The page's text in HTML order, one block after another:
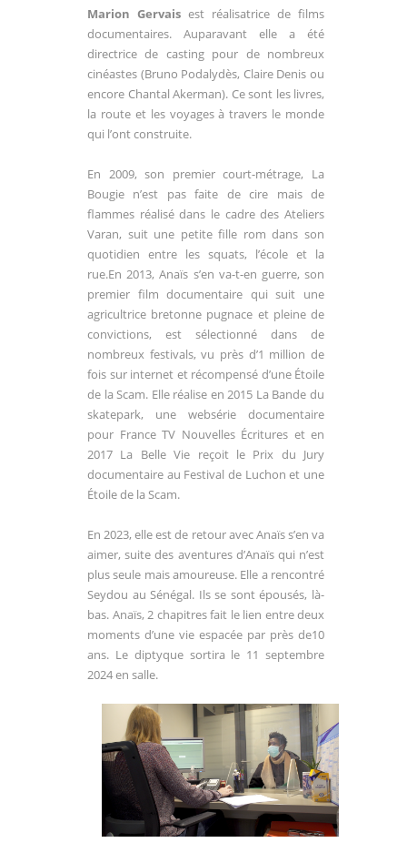
Marion Gervais est réalisatrice de films
documentaires. Auparavant elle a été
directrice de casting pour de nombreux
cinéastes (Bruno Podalydès, Claire Denis ou
encore Chantal Akerman). Ce sont les livres,
la route et les voyages à travers le monde
qui l’ont construite.
En 2009, son premier court-métrage, La
Bougie n’est pas faite de cire mais de
flammes réalisé dans le cadre des Ateliers
Varan, suit une petite fille rom dans son
quotidien entre les squats, l’école et la
rue.En 2013, Anaïs s’en va-t-en guerre, son
premier film documentaire qui suit une
agricultrice bretonne pugnace et pleine de
convictions, est sélectionné dans de
nombreux festivals, vu près d’1 million de
fois sur internet et récompensé d’une Étoile
de la Scam. Elle réalise en 2015 La Bande du
skatepark, une websérie documentaire
pour France TV Nouvelles Écritures et en
2017 La Belle Vie reçoit le Prix du Jury
documentaire au Festival de Luchon et une
Étoile de la Scam.
En 2023, elle est de retour avec Anaïs s’en va
aimer, suite des aventures d’Anaïs qui n’est
plus seule mais amoureuse. Elle a rencontré
Seydou au Sénégal. Ils se sont épousés, là-
bas. Anaïs, 2 chapitres fait le lien entre deux
moments d’une vie espacée par près de10
ans. Le diptyque sortira le 11 septembre
2024 en salle.